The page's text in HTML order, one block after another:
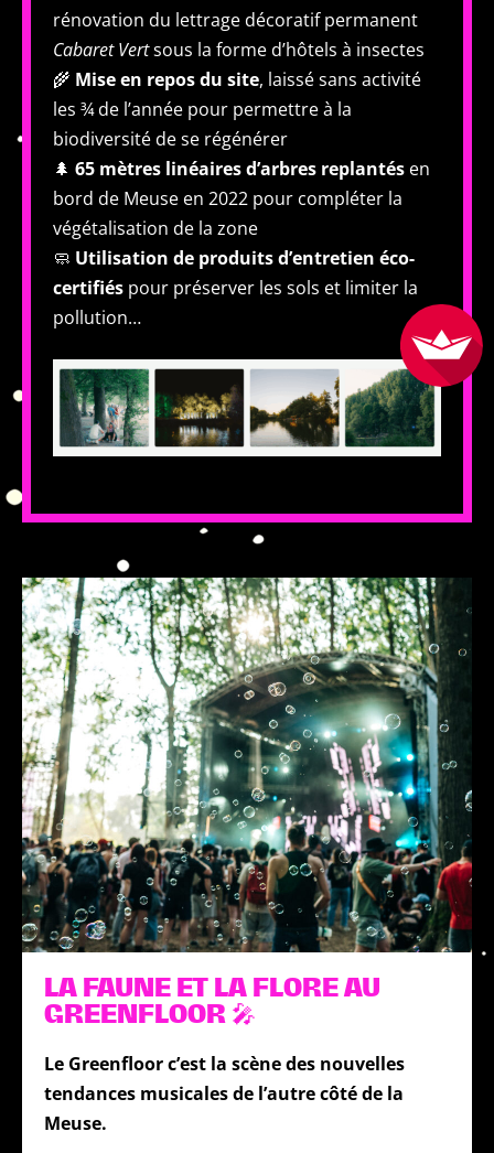
rénovation du lettrage décoratif permanent
Cabaret Vertsous la forme d’hôtels à insectes
🌾 Mise en repos du site, laissé sans activité
les ¾ de l’année pour permettre à la
biodiversité de se régénérer
🌲 65 mètres linéaires d’arbres replantés en
bord de Meuse en 2022 pour compléter la
végétalisation de la zone
🧼 Utilisation de produits d’entretien éco-
certifiés pour préserver les sols et limiter la
pollution…
LA FAUNE ET LA FLORE AU
GREENFLOOR 🎤
Le Greenfloor c’est la scène des nouvelles
tendances musicales de l’autre côté de la
Meuse.